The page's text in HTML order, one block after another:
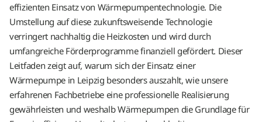
effizienten Einsatz von Wärmepumpentechnologie. Die
Umstellung auf diese zukunftsweisende Technologie
verringert nachhaltig die Heizkosten und wird durch
umfangreiche Förderprogramme finanziell gefördert. Dieser
Leitfaden zeigt auf, warum sich der Einsatz einer
Wärmepumpe in Leipzig besonders auszahlt, wie unsere
erfahrenen Fachbetriebe eine professionelle Realisierung
gewährleisten und weshalb Wärmepumpen die Grundlage für